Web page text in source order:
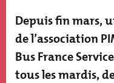
Résumé
actualité
Depuis fin mars,
de l’association
Bus France
tous les mardis,